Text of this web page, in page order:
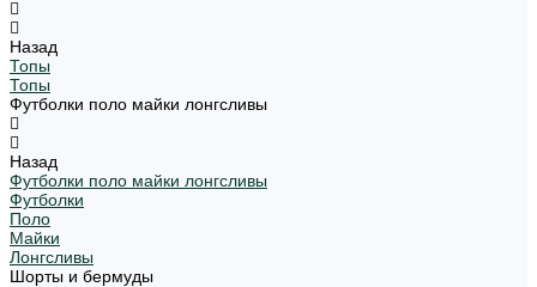
Назад
Топы
Топы
Футболки поло майки лонгсливы
Назад
Футболки поло майки лонгсливы
Футболки
Поло
Майки
Лонгсливы
Шорты и бермуды